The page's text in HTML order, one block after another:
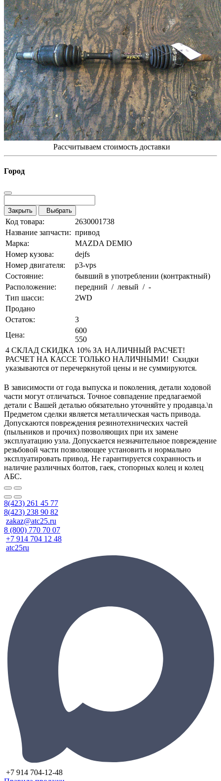
Рассчитываем стоимость доставки
Город
Закрыть Выбрать
Код товара:
2630001738
Название запчасти: привод
Марка:
MAZDA DEMIO
Номер кузова:
dejfs
Номер двигателя:
p3-vps
Состояние:
бывший в употреблении (контрактный)
Расположение:
передний / левый / -
Тип шасси:
2WD
Продано
Остаток:
3
Цена:
600
550
4 СКЛАД СКИДКА 10% ЗА НАЛИЧНЫЙ РАСЧЕТ!
РАСЧЕТ НА КАССЕ ТОЛЬКО НАЛИЧНЫМИ! Скидки
указываются от перечеркнутой цены и не суммируются.
В зависимости от года выпуска и поколения, детали ходовой
части могут отличаться. Точное совпадение предлагаемой
детали с Вашей деталью обязательно уточняйте у продавца.\n
Предметом сделки является металлическая часть привода.
Допускаются повреждения резинотехнических частей
(пыльников и прочих) позволяющих при их замене
эксплуатацию узла. Допускается незначительное повреждение
резьбовой части позволяющее установить и нормально
эксплуатировать привод. Не гарантируется сохранность и
наличие различных болтов, гаек, стопорных колец и колец
АБС.
8(423) 261 45 77
8(423) 238 90 82
zakaz@atc25.ru
8 (800) 770 70 07
+7 914 704 12 48
atc25ru
+7 914 704-12-48